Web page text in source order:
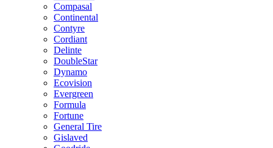
Compasal
Continental
Contyre
Cordiant
Delinte
DoubleStar
Dynamo
Ecovision
Evergreen
Formula
Fortune
General Tire
Gislaved